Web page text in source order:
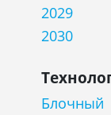
2029
2030
Блочный